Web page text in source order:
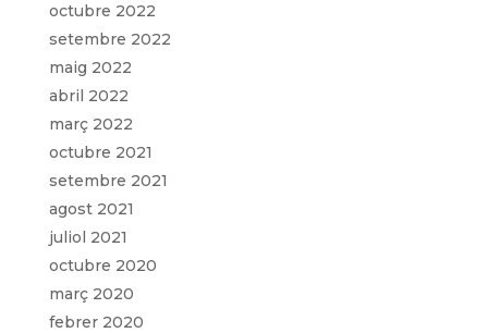
octubre 2022
setembre 2022
maig 2022
abril 2022
març 2022
octubre 2021
setembre 2021
agost 2021
juliol 2021
octubre 2020
març 2020
febrer 2020